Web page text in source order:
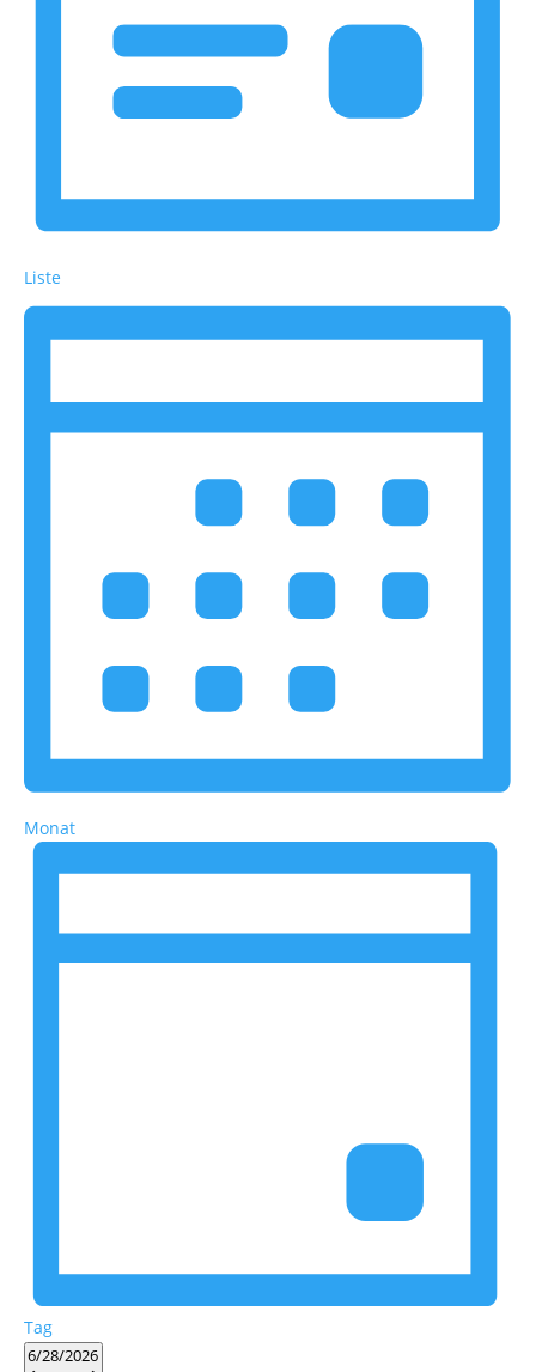
Liste
Monat
Tag
6/28/2026Datum